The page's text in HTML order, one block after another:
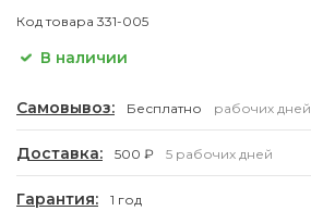
Код товара 331-005
В наличии
Самовывоз: Бесплатно рабочих дней
Доставка: 500 ₽ 5 рабочих дней
Гарантия: 1 год